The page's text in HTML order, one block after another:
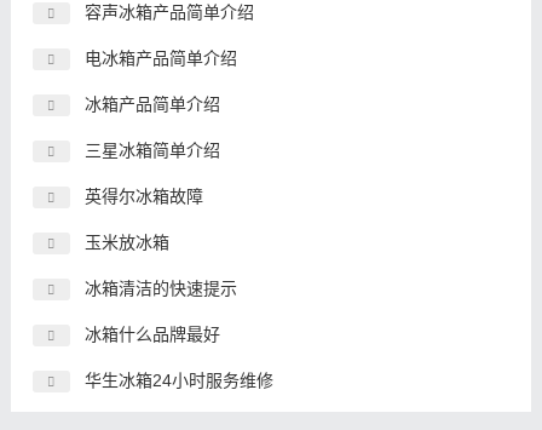
容声冰箱产品简单介绍
电冰箱产品简单介绍
冰箱产品简单介绍
三星冰箱简单介绍
英得尔冰箱故障
玉米放冰箱
冰箱清洁的快速提示
冰箱什么品牌最好
华生冰箱24小时服务维修